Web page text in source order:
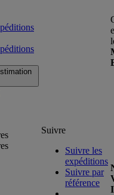
Suivre
Suivre les
expéditions
Suivre par
référence